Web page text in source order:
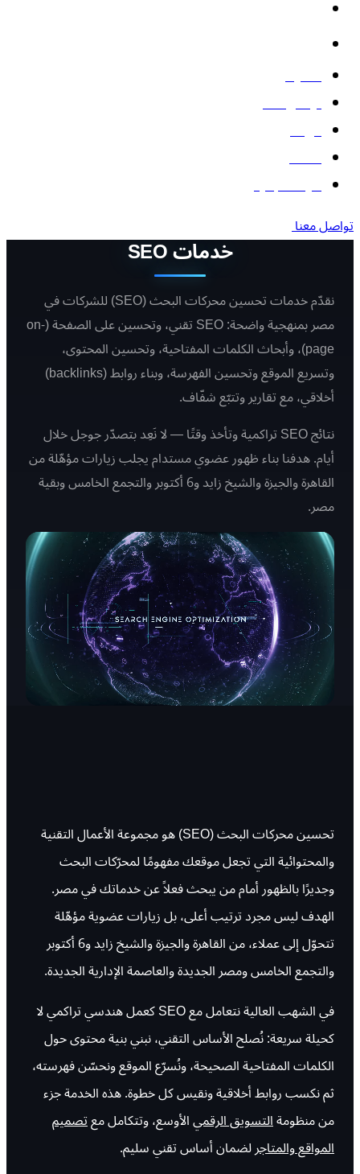
المدونة
تواصل معنا
من نحن
أعمالنا
أدوات مجانية
تواصل معنا
خدمات SEO
نقدّم خدمات تحسين محركات البحث (SEO) للشركات في
مصر بمنهجية واضحة: SEO تقني، وتحسين على الصفحة (on-
page)، وأبحاث الكلمات المفتاحية، وتحسين المحتوى،
وتسريع الموقع وتحسين الفهرسة، وبناء روابط (backlinks)
أخلاقي، مع تقارير وتتبّع شفّاف.
نتائج SEO تراكمية وتأخذ وقتًا — لا نَعِد بتصدّر جوجل خلال
أيام. هدفنا بناء ظهور عضوي مستدام يجلب زيارات مؤهّلة من
القاهرة والجيزة والشيخ زايد و6 أكتوبر والتجمع الخامس وبقية
مصر.
تحسين محركات البحث (SEO) هو مجموعة الأعمال التقنية
والمحتوائية التي تجعل موقعك مفهومًا لمحرّكات البحث
وجديرًا بالظهور أمام من يبحث فعلاً عن خدماتك في مصر.
الهدف ليس مجرد ترتيب أعلى، بل زيارات عضوية مؤهّلة
تتحوّل إلى عملاء، من القاهرة والجيزة والشيخ زايد و6 أكتوبر
والتجمع الخامس ومصر الجديدة والعاصمة الإدارية الجديدة.
في الشهب العالية نتعامل مع SEO كعمل هندسي تراكمي لا
كحيلة سريعة: نُصلح الأساس التقني، نبني بنية محتوى حول
الكلمات المفتاحية الصحيحة، ونُسرّع الموقع ونحسّن فهرسته،
ثم نكسب روابط أخلاقية ونقيس كل خطوة. هذه الخدمة جزء
من منظومةالتسويق الرقميالأوسع، وتتكامل معتصميم
المواقع والمتاجرلضمان أساس تقني سليم.